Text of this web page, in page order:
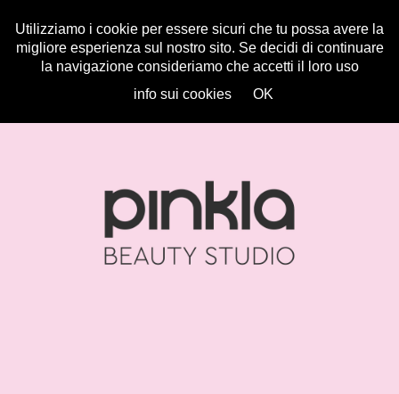
Utilizziamo i cookie per essere sicuri che tu possa avere la
migliore esperienza sul nostro sito. Se decidi di continuare
la navigazione consideriamo che accetti il loro uso
info sui cookies
OK